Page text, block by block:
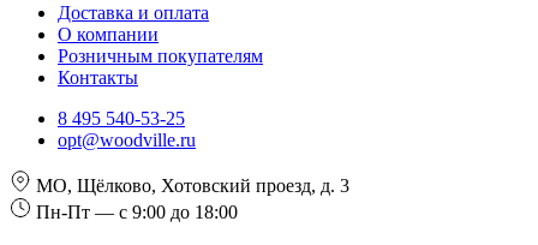
Доставка и оплата
О компании
Розничным покупателям
Контакты
8 495 540-53-25
opt@woodville.ru
МО, Щёлково, Хотовский проезд, д. 3
Пн-Пт — с 9:00 до 18:00